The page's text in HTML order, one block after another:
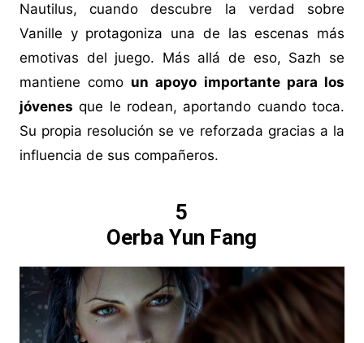
Nautilus, cuando descubre la verdad sobre
Vanille y protagoniza una de las escenas más
emotivas del juego. Más allá de eso, Sazh se
mantiene como un apoyo importante para los
jóvenes que le rodean, aportando cuando toca.
Su propia resolución se ve reforzada gracias a la
influencia de sus compañeros.
5
Oerba Yun Fang